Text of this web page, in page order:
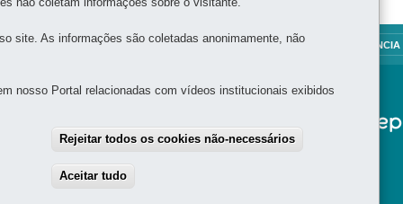
DENUNCIE CORRUPÇÃO OUVIDORIA
site. As informações são coletadas anonimamente, não
nosso Portal relacionadas com vídeos institucionais exibidos
Rejeitar todos os cookies não-necessários
Aceitar tudo